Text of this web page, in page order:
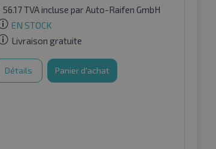
56.17TVA incluse par Auto-Raifen GmbH
EN STOCK
Livraison gratuite
Détails Panier d'achat